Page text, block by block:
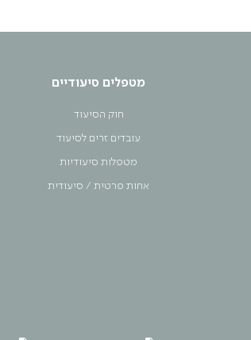
מטפלים סיעודיים
חוק הסיעוד
עובדים זרים לסיעוד
מטפלות סיעודיות
אחות פרטית / סיעודית